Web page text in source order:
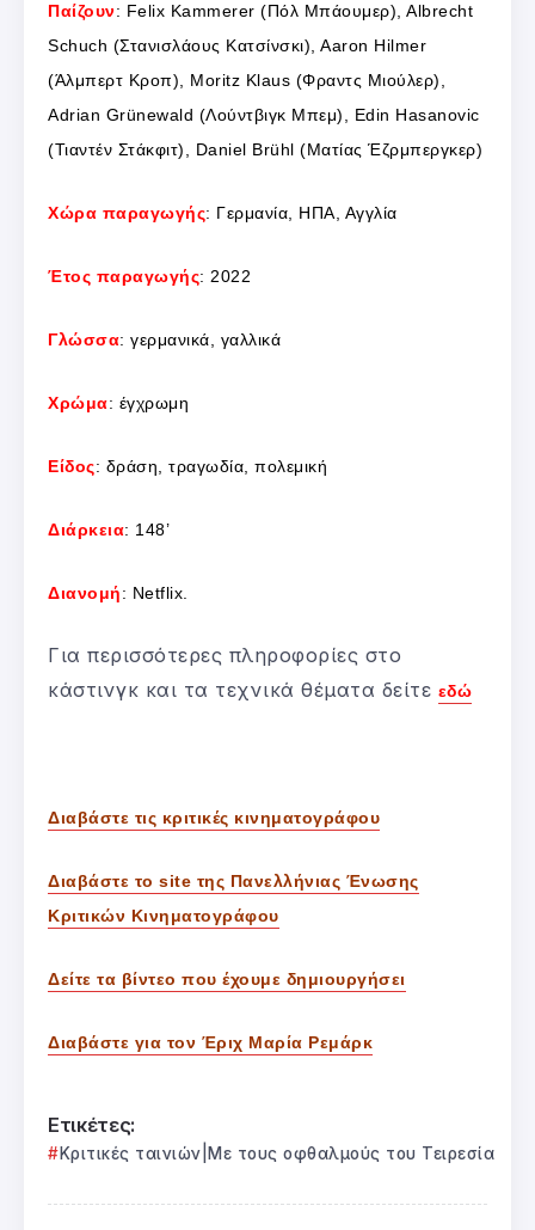
Παίζουν: Felix Kammerer (Πόλ Μπάουμερ), Albrecht
Schuch (Στανισλάους Κατσίνσκι), Aaron Hilmer
(Άλμπερτ Κροπ), Moritz Klaus (Φραντς Μιούλερ),
Adrian Grünewald (Λούντβιγκ Μπεμ), Edin Hasanovic
(Τιαντέν Στάκφιτ), Daniel Brühl (Ματίας Έζρμπεργκερ)
Χώρα παραγωγής: Γερμανία, ΗΠΑ, Αγγλία
Έτος παραγωγής: 2022
Γλώσσα: γερμανικά, γαλλικά
Χρώμα: έγχρωμη
Είδος: δράση, τραγωδία, πολεμική
Διάρκεια: 148’
Διανομή: Netflix.
Για περισσότερες πληροφορίες στο
κάστινγκ και τα τεχνικά θέματα δείτε εδώ
Διαβάστε τις κριτικές κινηματογράφου
Διαβάστε το site της Πανελλήνιας Ένωσης
Κριτικών Κινηματογράφου
Δείτε τα βίντεο που έχουμε δημιουργήσει
Διαβάστε για τον Έριχ Μαρία Ρεμάρκ
Ετικέτες:
Κριτικές ταινιών|Με τους οφθαλμούς του Τειρεσία